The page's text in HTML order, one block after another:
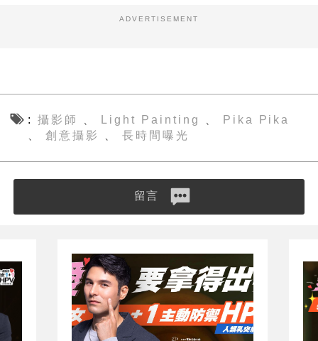
ADVERTISEMENT
攝影師 Light Painting Pika Pika
、創意攝影 長時間曝光
留言